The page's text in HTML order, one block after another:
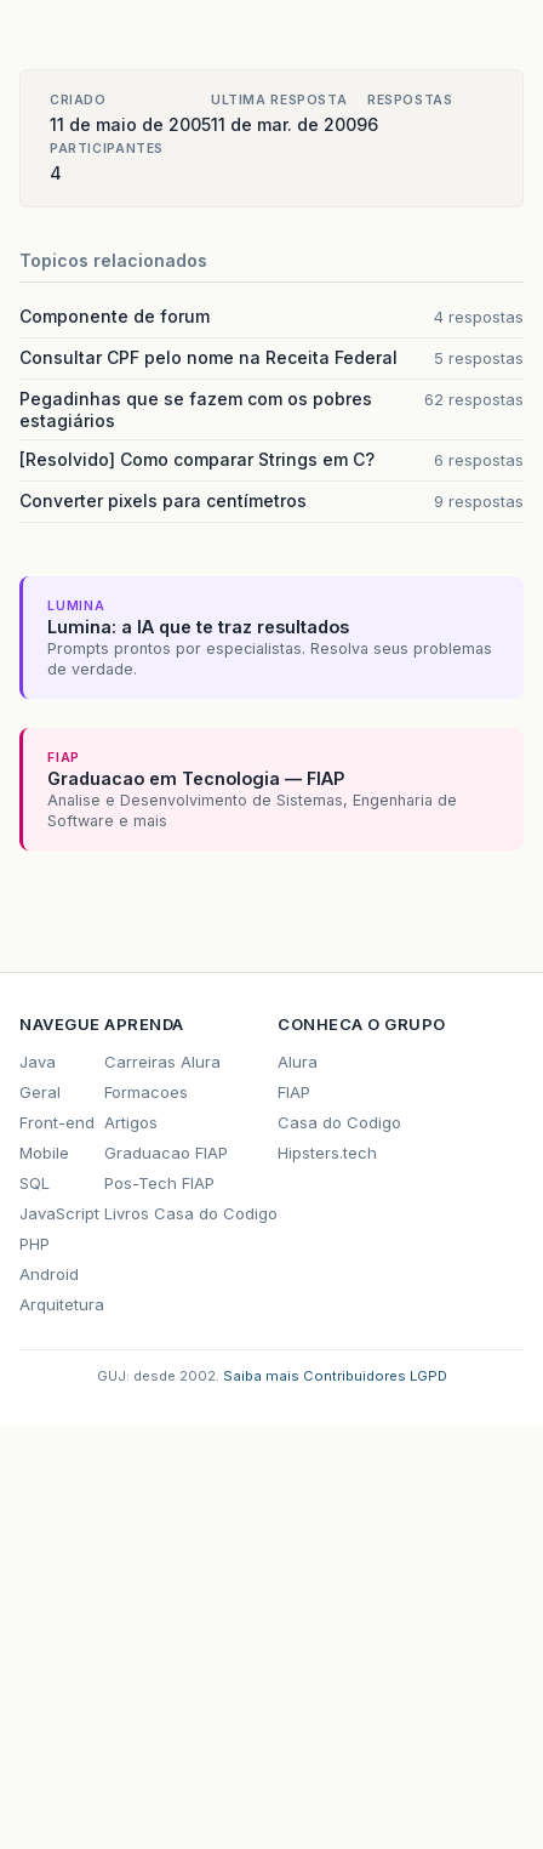
CRIADO
11 de maio de 2005
ULTIMA RESPOSTA
11 de mar. de 2009
RESPOSTAS
6
PARTICIPANTES
4
Topicos relacionados
Componente de forum 4 respostas
Consultar CPF pelo nome na Receita Federal 5 respostas
Pegadinhas que se fazem com os pobres
estagiários
62 respostas
[Resolvido] Como comparar Strings em C? 6 respostas
Converter pixels para centímetros 9 respostas
LUMINA
Lumina: a IA que te traz resultados
Prompts prontos por especialistas. Resolva seus problemas
de verdade.
FIAP
Graduacao em Tecnologia — FIAP
Analise e Desenvolvimento de Sistemas, Engenharia de
Software e mais
NAVEGUE
Java
Geral
Front-end
Mobile
SQL
JavaScript
PHP
Android
Arquitetura
APRENDA
Carreiras Alura
Formacoes
Artigos
Graduacao FIAP
Pos-Tech FIAP
Livros Casa do Codigo
CONHECA O GRUPO
Alura
FIAP
Casa do Codigo
Hipsters.tech
GUJ: desde 2002. Saiba mais Contribuidores LGPD